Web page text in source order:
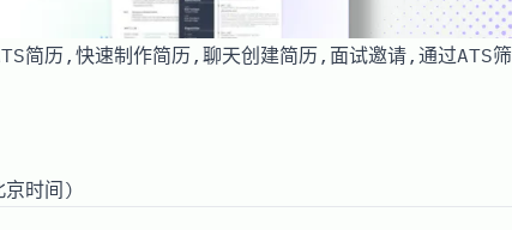
简历,快速制作简历,聊天创建简历,面试邀请,通过ATS筛
时间)